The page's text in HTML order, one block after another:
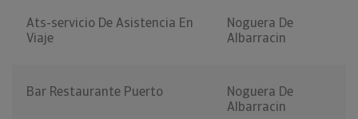
Ats-servicio De Asistencia En
Viaje
Noguera De
Albarracin
Bar Restaurante Puerto
Noguera De
Albarracin